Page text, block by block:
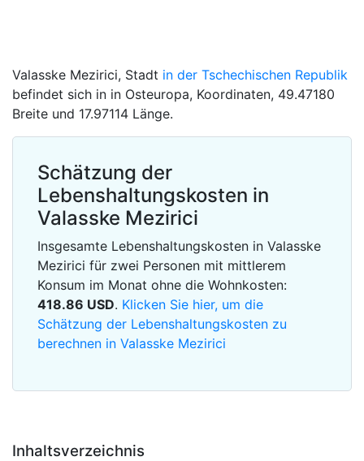
Inhaltsverzeichnis
Valasske Mezirici, Stadt in der Tschechischen Republik
befindet sich in in Osteuropa, Koordinaten, 49.47180
Breite und 17.97114 Länge.
Schätzung der
Lebenshaltungskosten in
Valasske Mezirici
Insgesamte Lebenshaltungskosten in Valasske
Mezirici für zwei Personen mit mittlerem
Konsum im Monat ohne die Wohnkosten:
418.86 USD. Klicken Sie hier, um die
Schätzung der Lebenshaltungskosten zu
berechnen in Valasske Mezirici